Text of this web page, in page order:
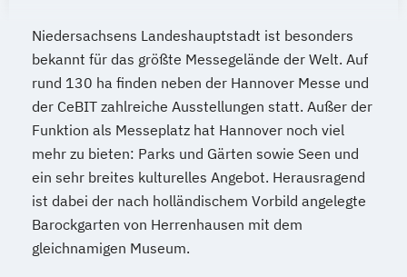
Niedersachsens Landeshauptstadt ist besonders
bekannt für das größte Messegelände der Welt. Auf
rund 130 ha finden neben der Hannover Messe und
der CeBIT zahlreiche Ausstellungen statt. Außer der
Funktion als Messeplatz hat Hannover noch viel
mehr zu bieten: Parks und Gärten sowie Seen und
ein sehr breites kulturelles Angebot. Herausragend
ist dabei der nach holländischem Vorbild angelegte
Barockgarten von Herrenhausen mit dem
gleichnamigen Museum.